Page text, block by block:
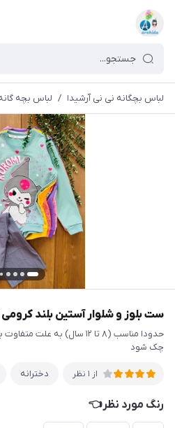
لباس بچگانه نی نی آرشیدا / لباس بچه
ست بلوز و شلوار آستین بلند کرومی کد
حدودا مناسب (۸ تا ۱۲ سال) به
چک شود
از 1 نظر دخترانه
رنگ مورد نظر👈